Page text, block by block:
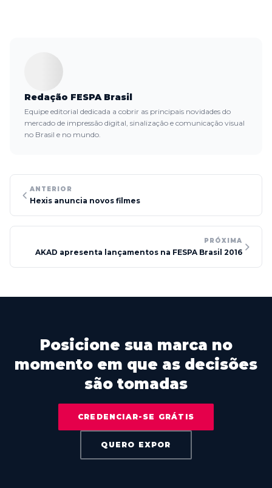
Redação FESPA Brasil
Equipe editorial dedicada a cobrir as principais novidades do
mercado de impressão digital, sinalização e comunicação visual
no Brasil e no mundo.
ANTERIOR
Hexis anuncia novos filmes
PRÓXIMA
AKAD apresenta lançamentos na FESPA Brasil 2016
Posicione sua marca no
momento em que as decisões
são tomadas
CREDENCIAR-SE GRÁTIS
QUERO EXPOR